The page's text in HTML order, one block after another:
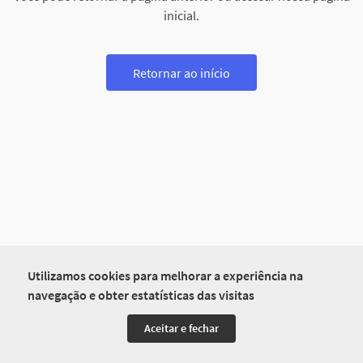
Utilizamos cookies para melhorar a experiência na
navegação e obter estatísticas das visitas
Aceitar e fechar
inicial.
Retornar ao início